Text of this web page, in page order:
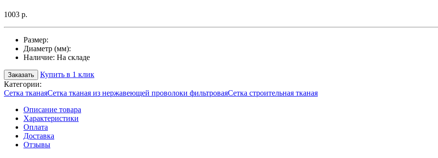
1003 р.
Размер:
Диаметр (мм):
Наличие: На складе
Заказать
Купить в 1 клик
Категории:
Сетка тканаяСетка тканая из нержавеющей проволоки фильтроваяСетка строительная тканая
Описание товара
Характеристики
Оплата
Доставка
Отзывы